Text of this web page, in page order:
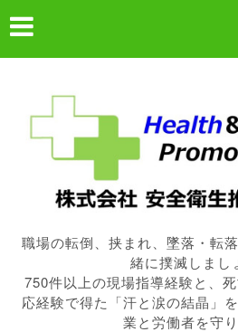
職場の転倒、挟まれ、墜落・転
緒に撲滅しまし
750件以上の現場指導経験と、
応経験で得た「汗と涙の結晶」
業と労働者を守